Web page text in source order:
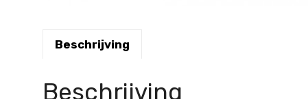
Beschrijving
Beschrijving